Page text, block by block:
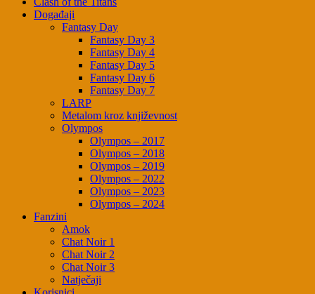
Događaji
Fantasy Day
Fantasy Day 3
Fantasy Day 4
Fantasy Day 5
Fantasy Day 6
Fantasy Day 7
LARP
Metalom kroz književnost
Olympos
Olympos – 2017
Olympos – 2018
Olympos – 2019
Olympos – 2022
Olympos – 2023
Olympos – 2024
Fanzini
Amok
Chat Noir 1
Chat Noir 2
Chat Noir 3
Natječaji